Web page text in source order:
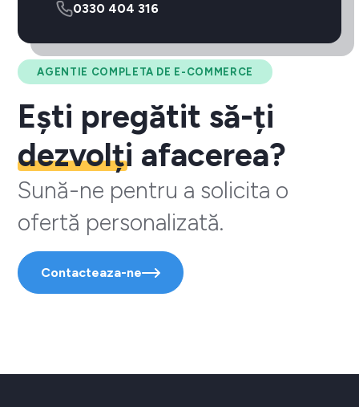
AGENTIE COMPLETA DE E-COMMERCE
Ești pregătit să-ți
dezvolți afacerea?
Sună-ne pentru a solicita o
ofertă personalizată.
Contacteaza-ne
0330 404 316